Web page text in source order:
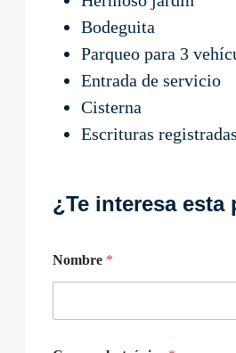
Bodeguita
Parqueo para 3
Entrada de servicio
Cisterna
Escrituras
¿Te interesa
Nombre *